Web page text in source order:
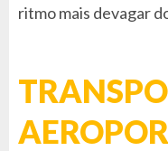
ritmo mais devagar